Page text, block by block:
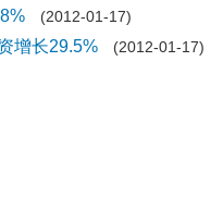
(2012-01-17)
增长29.5% (2012-01-17)